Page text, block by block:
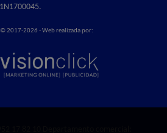
2017-2026 - Web realizada por: